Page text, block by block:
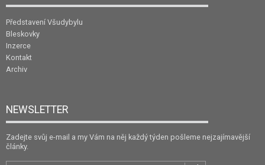
Představení Všudybylu
Bleskovky
Inzerce
Kontakt
Archiv
NEWSLETTER
Zadejte svůj e-mail a my Vám na něj každý týden pošleme nejzajímavější
články.